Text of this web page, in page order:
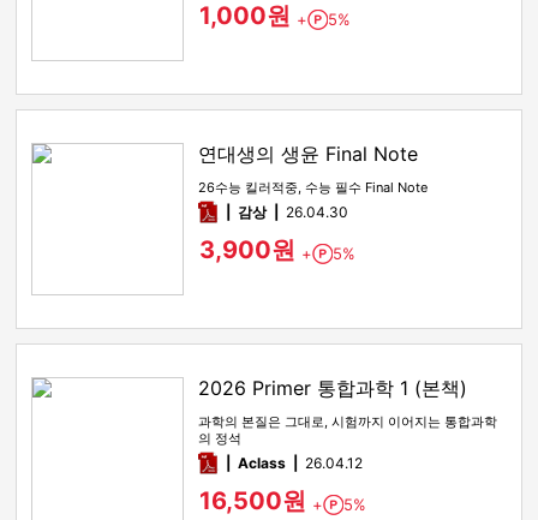
1,000원 + Point
5%
연대생의 생윤 Final Note
26수능 킬러적중, 수능 필수 Final Note
pdf감상​ 26.04.30
3,900원 + Point
5%
2026 Primer 통합과학 1 (본책)
과학의 본질은 그대로, 시험까지 이어지는 통합과학
의 정석
pdfAclass 26.04.12
16,500원 + Point
5%